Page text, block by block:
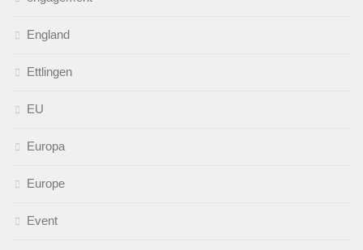
England
Ettlingen
EU
Europa
Europe
Event